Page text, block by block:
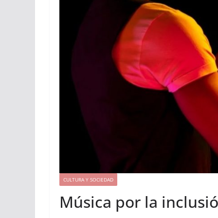
CULTURA Y SOCIEDAD
Música por la